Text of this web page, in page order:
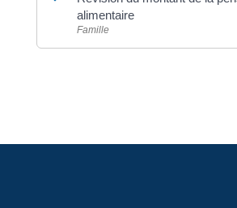
alimentaire
Famille